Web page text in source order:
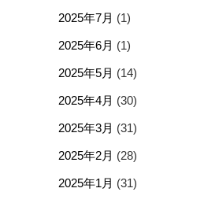
2025年7月 (1)
2025年6月 (1)
2025年5月 (14)
2025年4月 (30)
2025年3月 (31)
2025年2月 (28)
2025年1月 (31)